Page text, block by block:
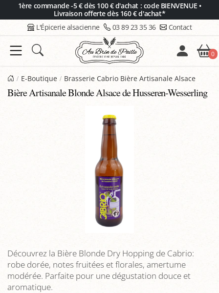
1ère commande -5 € dès 100 € d'achat : code BIENVENUE •
Livraison offerte dès 160 € d'achat*
L'Épicerie alsacienne 03 89 23 35 36 Contact
0
E-Boutique Brasserie Cabrio Bière Artisanale Alsace
Bière Artisanale Blonde Alsace de Husseren-Wesserling
Découvrez la Bière Blonde Dry Hopping de Cabrio:
robe dorée, notes fruitées et florales, amertume
modérée. Parfaite pour une dégustation douce et
aromatique.
Panneau de gestion des cookies